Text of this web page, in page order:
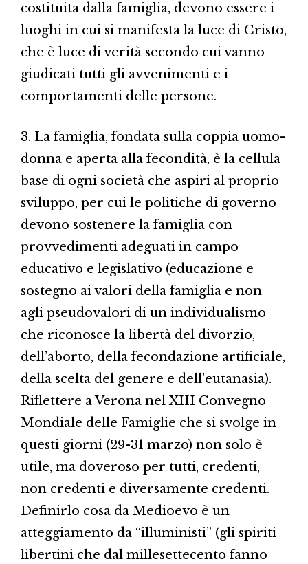
costituita dalla famiglia, devono essere i
luoghi in cui si manifesta la luce di Cristo,
che è luce di verità secondo cui vanno
giudicati tutti gli avvenimenti e i
comportamenti delle persone.
3. La famiglia, fondata sulla coppia uomo-
donna e aperta alla fecondità, è la cellula
base di ogni società che aspiri al proprio
sviluppo, per cui le politiche di governo
devono sostenere la famiglia con
provvedimenti adeguati in campo
educativo e legislativo (educazione e
sostegno ai valori della famiglia e non
agli pseudovalori di un individualismo
che riconosce la libertà del divorzio,
dell’aborto, della fecondazione artificiale,
della scelta del genere e dell’eutanasia).
Riflettere a Verona nel XIII Convegno
Mondiale delle Famiglie che si svolge in
questi giorni (29-31 marzo) non solo è
utile, ma doveroso per tutti, credenti,
non credenti e diversamente credenti.
Definirlo cosa da Medioevo è un
atteggiamento da “illuministi” (gli spiriti
libertini che dal millesettecento fanno